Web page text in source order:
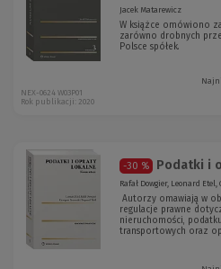
Jacek Matarewicz
W książce omówiono
zarówno drobnych
Polsce spółek.
NEX-0624 W03P01
Rok publikacji: 2020
-30 % Podatki i
Rafał Dowgier, Leonard
Autorzy omawiają w
regulacje prawne
nieruchomości,
transportowych oraz